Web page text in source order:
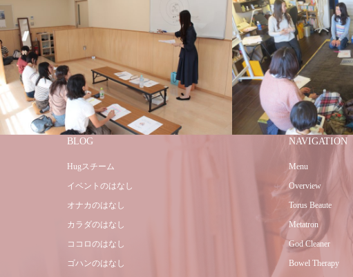
BLOG
Hugスチーム
イベントのはなし
オナカのはなし
カラダのはなし
ココロのはなし
ゴハンのはなし
NAVIGATION
Menu
Overview
Torus Beaute
Metatron
God Cleaner
Bowel Therapy